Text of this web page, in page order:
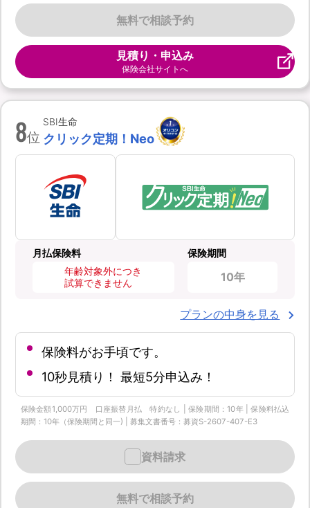
無料で相談予約
見積り・申込み
保険会社サイトへ
8位
SBI生命
クリック定期！Neo
月払保険料
年齢対象外につき
試算できません
保険期間
10年
プランの中身を見る
保険料がお手頃です。
10秒見積り！ 最短5分申込み！
保険金額1,000万円 口座振替月払 特約なし | 保険期間：10年 | 保険料払込
期間：10年（保険期間と同一) | 募集文書番号：募資S-2607-407-E3
無料で相談予約
資料請求